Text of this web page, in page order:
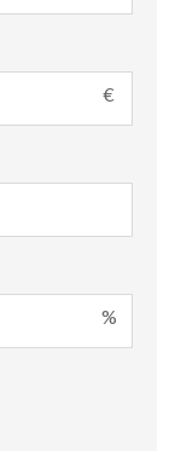
€
%